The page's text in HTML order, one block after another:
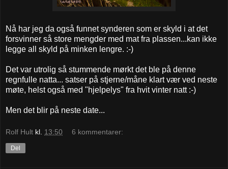
Nå har jeg da også funnet synderen som er skyld i at det
forsvinner så store mengder med mat fra plassen...kan ikke
legge all skyld på minken lengre. :-)
Det var utrolig så stummende mørkt det ble på denne
regnfulle natta... satser på stjerne/måne klart vær ved neste
møte, helst også med "hjelpelys" fra hvit vinter natt :-)
Men det blir på neste date...
Rolf Hult kl. 13:50 6 kommentarer:
Del